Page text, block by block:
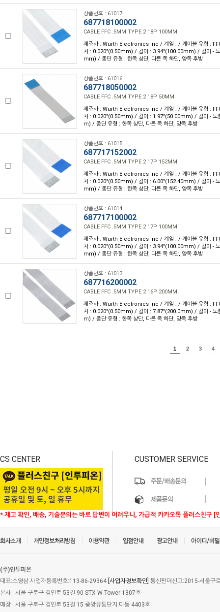
상품번호 : 61017
687718100002
CABLE FFC .5MM TYPE 2 18P 100MM
제조사 : Wurth Electronics Inc / 계열 : / 케이블 유형 :
치 : 0.020"(0.50mm) / 길이 : 3.94"(100.00mm) / 길이 -
mm) / 종단 유형 : 한쪽 상단, 다른 쪽 하단, 양쪽 후방
상품번호 : 61016
687718050002
CABLE FFC .5MM TYPE 2 18P 50MM
제조사 : Wurth Electronics Inc / 계열 : / 케이블 유형 :
치 : 0.020"(0.50mm) / 길이 : 1.97"(50.00mm) / 길이 - 노
m) / 종단 유형 : 한쪽 상단, 다른 쪽 하단, 양쪽 후방
상품번호 : 61015
687717152002
CABLE FFC .5MM TYPE 2 17P 152MM
제조사 : Wurth Electronics Inc / 계열 : / 케이블 유형 :
치 : 0.020"(0.50mm) / 길이 : 6.00"(152.40mm) / 길이 -
mm) / 종단 유형 : 한쪽 상단, 다른 쪽 하단, 양쪽 후방
상품번호 : 61014
687717100002
CABLE FFC .5MM TYPE 2 17P 100MM
제조사 : Wurth Electronics Inc / 계열 : / 케이블 유형 :
치 : 0.020"(0.50mm) / 길이 : 3.94"(100.00mm) / 길이 -
mm) / 종단 유형 : 한쪽 상단, 다른 쪽 하단, 양쪽 후방
상품번호 : 61013
687716200002
CABLE FFC .5MM TYPE 2 16P 200MM
제조사 : Wurth Electronics Inc / 계열 : / 케이블 유형 :
치 : 0.020"(0.50mm) / 길이 : 7.87"(200.0mm) / 길이 - 노
m) / 종단 유형 : 한쪽 상단, 다른 쪽 하단, 양쪽 후방
1 2 3 4
CS CENTER
* 재고 확인, 배송, 기술문의는 바로 답변이 어려우니, 가급적 카카오톡 플러스친구 [
CUSTOMER SERVICE
(주)인투피온
대표:소영삼 사업자등록번호:113-86-29364 [사업자정보확인] 통신판매신고:2015-서울구
본사 : 서울 구로구 경인로 53길 90 STX W-Tower 1307호
매장 : 서울 구로구 경인로 53길 15 중앙유통단지 다동 4403호